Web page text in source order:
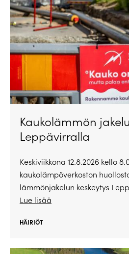
Kaukolämmön
Leppävirralla
Keskiviikkona 12.8.2026 kello
kaukolämpöverkoston
lämmönjakelun keskeytys
Lue lisää
HÄIRIÖT